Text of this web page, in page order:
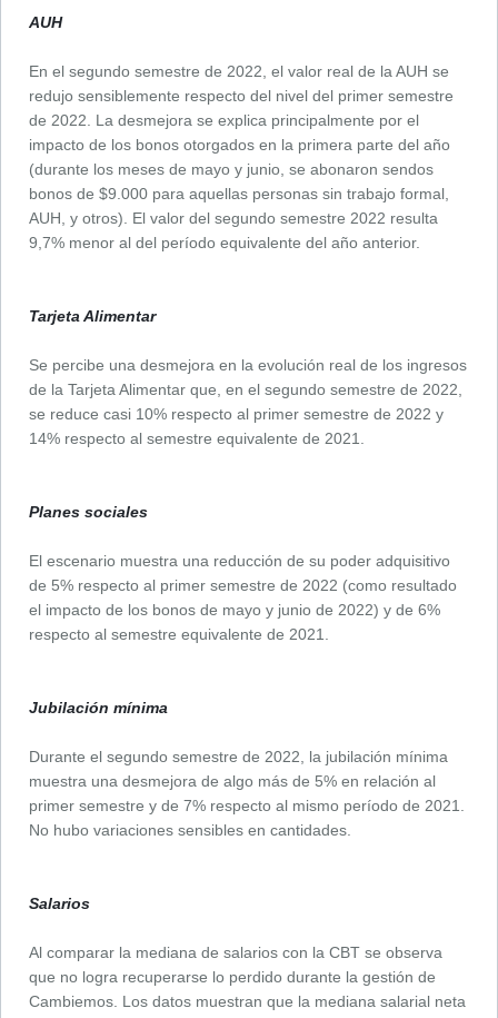
AUH
En el segundo semestre de 2022, el valor real de la AUH se
redujo sensiblemente respecto del nivel del primer semestre
de 2022. La desmejora se explica principalmente por el
impacto de los bonos otorgados en la primera parte del año
(durante los meses de mayo y junio, se abonaron sendos
bonos de $9.000 para aquellas personas sin trabajo formal,
AUH, y otros). El valor del segundo semestre 2022 resulta
9,7% menor al del período equivalente del año anterior.
Tarjeta Alimentar
Se percibe una desmejora en la evolución real de los ingresos
de la Tarjeta Alimentar que, en el segundo semestre de 2022,
se reduce casi 10% respecto al primer semestre de 2022 y
14% respecto al semestre equivalente de 2021.
Planes sociales
El escenario muestra una reducción de su poder adquisitivo
de 5% respecto al primer semestre de 2022 (como resultado
el impacto de los bonos de mayo y junio de 2022) y de 6%
respecto al semestre equivalente de 2021.
Jubilación mínima
Durante el segundo semestre de 2022, la jubilación mínima
muestra una desmejora de algo más de 5% en relación al
primer semestre y de 7% respecto al mismo período de 2021.
No hubo variaciones sensibles en cantidades.
Salarios
Al comparar la mediana de salarios con la CBT se observa
que no logra recuperarse lo perdido durante la gestión de
Cambiemos. Los datos muestran que la mediana salarial neta